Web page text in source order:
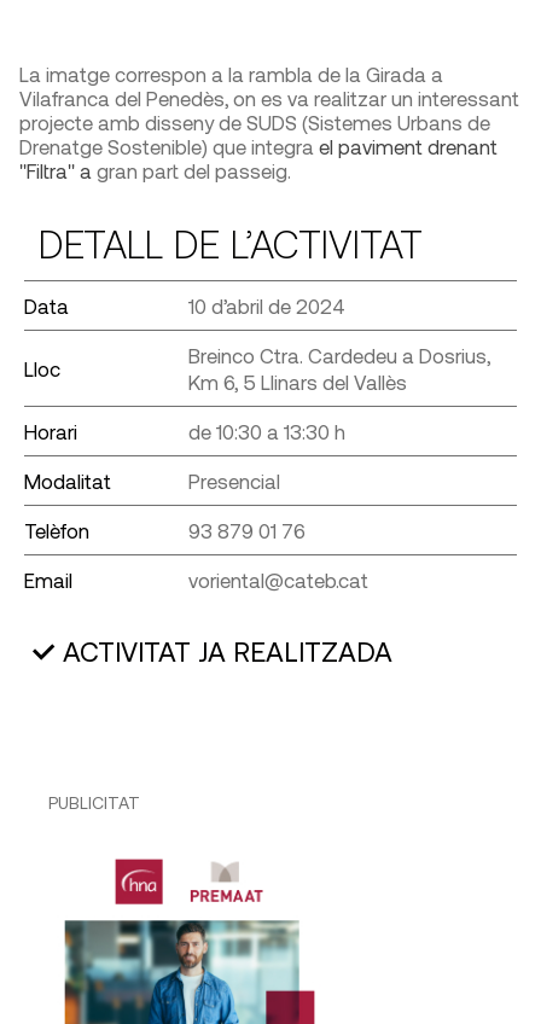
La imatge correspon a la rambla de la Girada a
Vilafranca del Penedès, on es va realitzar un interessant
projecte amb disseny de SUDS (Sistemes Urbans de
Drenatge Sostenible) que integra el paviment drenant
"Filtra" a gran part del passeig.
DETALL DE L’ACTIVITAT
Data 10 d’abril de 2024
Lloc
Breinco Ctra. Cardedeu a Dosrius,
Km 6, 5 Llinars del Vallès
Horari de 10:30 a 13:30 h
Modalitat Presencial
Telèfon 93 879 01 76
Email voriental@cateb.cat
ACTIVITAT JA REALITZADA
PUBLICITAT